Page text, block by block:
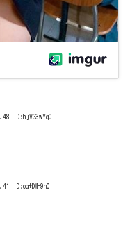
ID:hjVG3wYq0
ID:oq+DMH9h0